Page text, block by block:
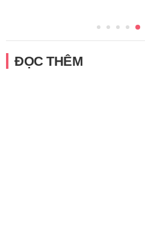
ĐỌC THÊM